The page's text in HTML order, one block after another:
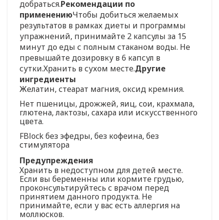
добраться.Рекомендации по
применениюЧтобы добиться желаемых
результатов в рамках диеты и программы
упражнений, принимайте 2 капсулы за 15
минут до еды с полным стаканом воды. Не
превышайте дозировку в 6 капсул в
сутки.Хранить в сухом месте.Другие
ингредиенты
Желатин, стеарат магния, оксид кремния.
Нет пшеницы, дрожжей, яиц, сои, крахмала,
глютена, лактозы, сахара или искусственного
цвета.
FBlock без эфедры, без кофеина, без
стимулятора
Предупреждения
Хранить в недоступном для детей месте.
Если вы беременны или кормите грудью,
проконсультируйтесь с врачом перед
принятием данного продукта. Не
принимайте, если у вас есть аллергия на
моллюсков.